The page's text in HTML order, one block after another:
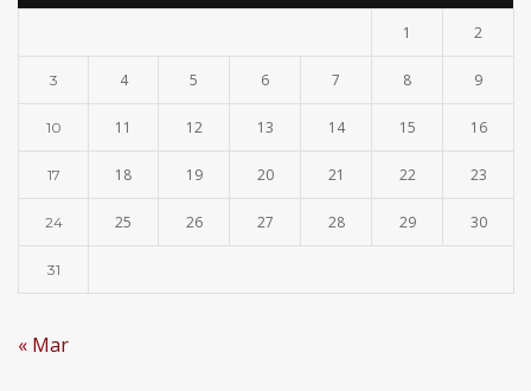
1 2
3 4 5 6 7 8 9
10 11 12 13 14 15 16
17 18 19 20 21 22 23
24 25 26 27 28 29 30
31
« Mar